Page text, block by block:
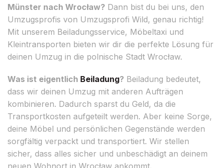
Münster nach Wrocław? Dann bist du bei uns, den
Umzugsprofis von Umzugsprofi Wild, genau richtig!
Mit unserem Beiladungsservice, Möbeltaxi und
Kleintransporten bieten wir dir die perfekte Lösung für
deinen Umzug in die polnische Stadt Wrocław.
Was ist eigentlich Beiladung? Beiladung bedeutet,
dass wir deinen Umzug mit anderen Aufträgen
kombinieren. Dadurch sparst du Geld, da die
Transportkosten aufgeteilt werden. Aber keine Sorge,
deine Möbel und persönlichen Gegenstände werden
sorgfältig verpackt und transportiert. Wir stellen
sicher, dass alles sicher und unbeschädigt an deinem
neuen Wohnort in Wrocław ankommt.